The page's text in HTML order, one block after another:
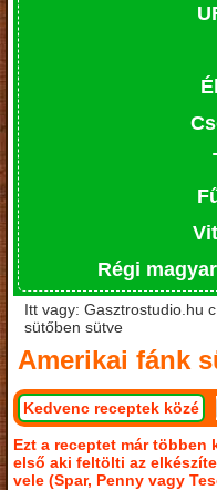
Régi
Itt vagy: Gasztrostudio.hu
sütőben sütve
Amerikai fánk
Kedvenc receptek közé
Ezt a receptet már
első aki feltölti az
vele (Spar, Penny vagy